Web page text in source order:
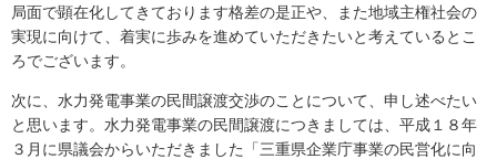
局面で顕在化してきております格差の是正や、また地域主権社会の
実現に向けて、着実に歩みを進めていただきたいと考えているとこ
ろでございます。
次に、水力発電事業の民間譲渡交渉のことについて、申し述べたい
と思います。水力発電事業の民間譲渡につきましては、平成１８年
３月に県議会からいただきました「三重県企業庁事業の民営化に向